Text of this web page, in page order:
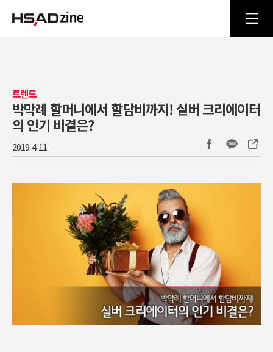
트렌드
박막례 할머니에서 할담비까지! 실버 크리에이터
의 인기 비결은?
2019. 4. 11.